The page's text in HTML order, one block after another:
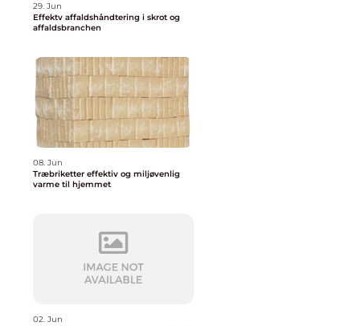
29. Jun
Effektv affaldshåndtering i skrot og
affaldsbranchen
08. Jun
Træbriketter effektiv og miljøvenlig
varme til hjemmet
02. Jun